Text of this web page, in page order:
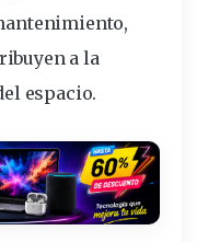
a la
espacio.